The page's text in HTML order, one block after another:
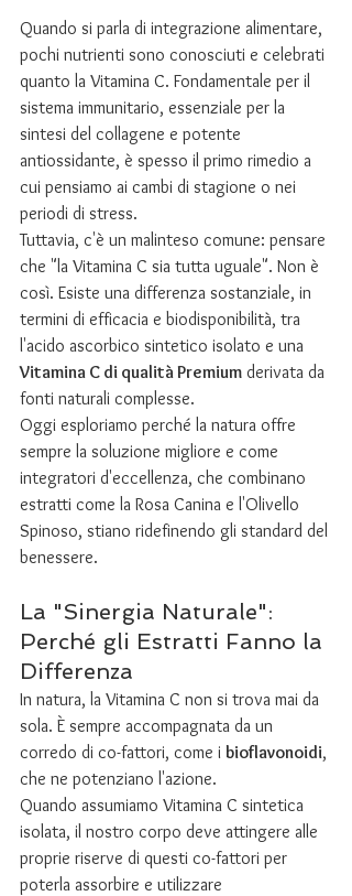
Quando si parla di integrazione alimentare,
pochi nutrienti sono conosciuti e celebrati
quanto la Vitamina C. Fondamentale per il
sistema immunitario, essenziale per la
sintesi del collagene e potente
antiossidante, è spesso il primo rimedio a
cui pensiamo ai cambi di stagione o nei
periodi di stress.
Tuttavia, c'è un malinteso comune: pensare
che "la Vitamina C sia tutta uguale". Non è
così. Esiste una differenza sostanziale, in
termini di efficacia e biodisponibilità, tra
l'acido ascorbico sintetico isolato e una
Vitamina C di qualità Premium derivata da
fonti naturali complesse.
Oggi esploriamo perché la natura offre
sempre la soluzione migliore e come
integratori d'eccellenza, che combinano
estratti come la Rosa Canina e l'Olivello
Spinoso, stiano ridefinendo gli standard del
benessere.
La "Sinergia Naturale":
Perché gli Estratti Fanno la
Differenza
In natura, la Vitamina C non si trova mai da
sola. È sempre accompagnata da un
corredo di co-fattori, come i bioflavonoidi,
che ne potenziano l'azione.
Quando assumiamo Vitamina C sintetica
isolata, il nostro corpo deve attingere alle
proprie riserve di questi co-fattori per
poterla assorbire e utilizzare